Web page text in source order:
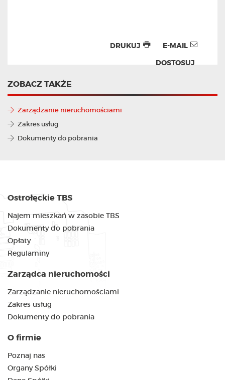
E-MAIL
DRUKUJ
DOSTOSUJ
ZOBACZ TAKŻE
Zarządzanie nieruchomościami
Zakres usług
Dokumenty do pobrania
Ostrołęckie TBS
Najem mieszkań w zasobie TBS
Dokumenty do pobrania
Opłaty
Regulaminy
Zarządca nieruchomości
Zarządzanie nieruchomościami
Zakres usług
Dokumenty do pobrania
O firmie
Poznaj nas
Organy Spółki